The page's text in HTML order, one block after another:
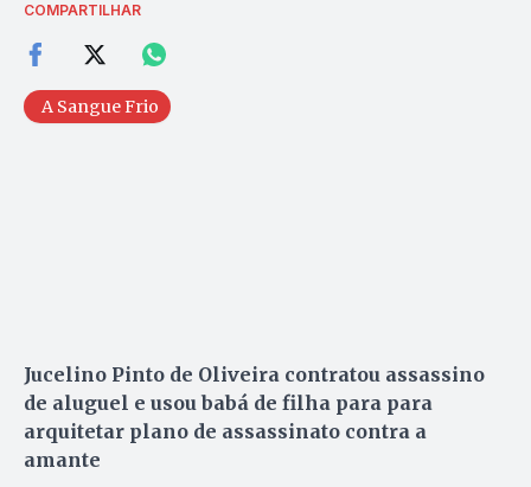
COMPARTILHAR
A Sangue Frio
Jucelino Pinto de Oliveira contratou assassino
de aluguel e usou babá de filha para para
arquitetar plano de assassinato contra a
amante